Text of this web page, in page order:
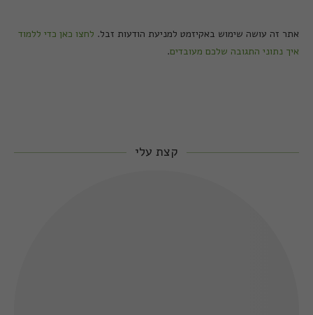
אתר זה עושה שימוש באקיזמט למניעת הודעות זבל. לחצו כאן כדי ללמוד
איך נתוני התגובה שלכם מעובדים.
קצת עלי